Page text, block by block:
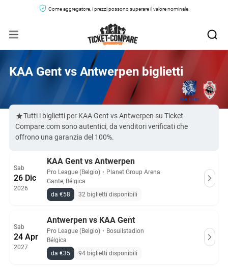
Come aggregatore, i prezzi possono superare il valore nominale.
KAA Gent vs Antwerpen biglietti
Tutti i biglietti per KAA Gent vs Antwerpen su Ticket-
Compare.com sono autentici, da venditori verificati che
offrono una garanzia del 100%.
Sab
26 Dic
2026
KAA Gent vs Antwerpen
Pro League (Belgio) ・ Planet Group Arena
Gante, Bélgica
da €58
32 biglietti disponibili
Sab
24 Apr
2027
Antwerpen vs KAA Gent
Pro League (Belgio) ・ Bosuilstadion
Bélgica
da €35
94 biglietti disponibili